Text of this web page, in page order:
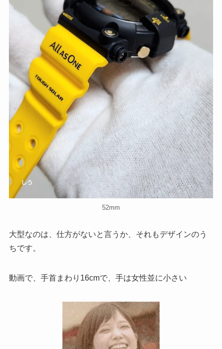
52mm
大型なのは、仕方がないと言うか、それもデザインのう
ちです。
動画で、手首まわり16cmで、手は女性並に小さい